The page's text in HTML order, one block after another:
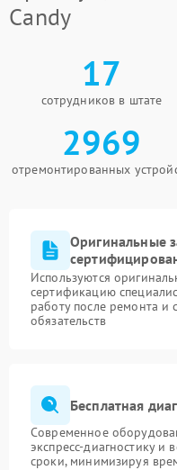
Candy
17
сотрудников в штате
2969
отремонтированных
Оригинальные
Используются
сертификацию
работу после ремонта и
обязательств
Бесплатная
Современное
экспресс-диагностику и
сроки, минимизируя